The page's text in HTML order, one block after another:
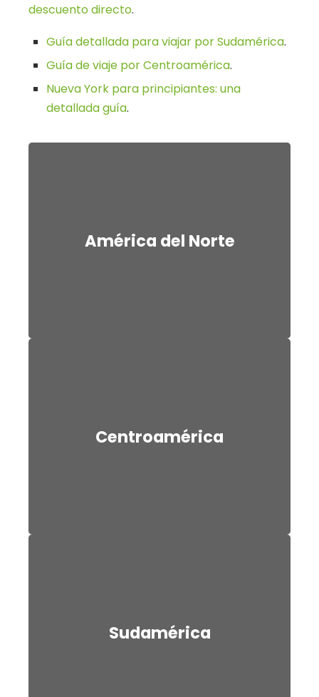
descuento directo.
Guía detallada para viajar por Sudamérica.
Guía de viaje por Centroamérica.
Nueva York para principiantes: una
detallada guía.
América del Norte
Centroamérica
Sudamérica